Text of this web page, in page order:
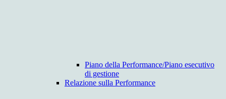
Piano della Performance/Piano esecutivo
di gestione
Relazione sulla Performance